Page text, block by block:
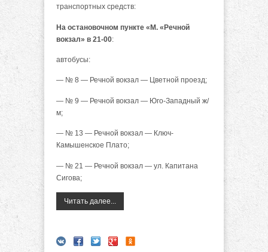
транспортных средств:
На остановочном пункте «М. «Речной
вокзал» в 21-00:
автобусы:
— № 8 — Речной вокзал — Цветной проезд;
— № 9 — Речной вокзал — Юго-Западный ж/
м;
— № 13 — Речной вокзал — Ключ-
Камышенское Плато;
— № 21 — Речной вокзал — ул. Капитана
Сигова;
Читать далее...